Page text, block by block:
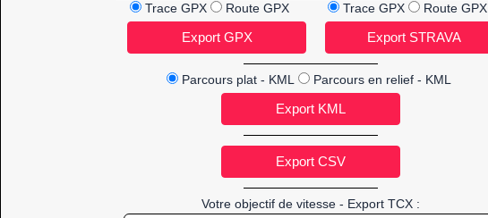
Trace GPX Route GPX Trace GPX Route GPX
Parcours plat - KML Parcours en relief - KML
Votre objectif de vitesse - Export TCX :